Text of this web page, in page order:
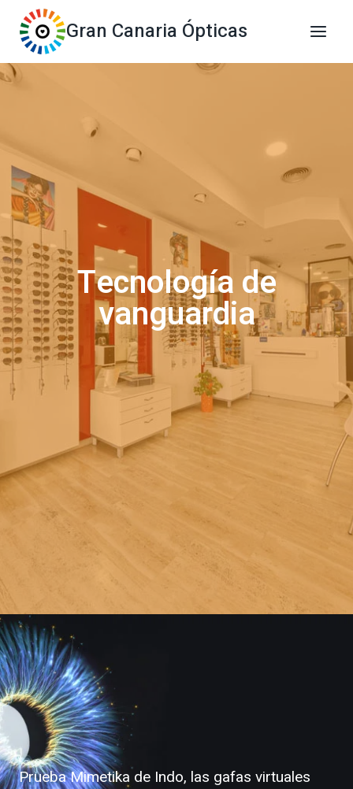
Saltar
contenido
Gran Canaria Ópticas
Tecnología de
vanguardia
Prueba Mimetika de Indo, las gafas virtuales